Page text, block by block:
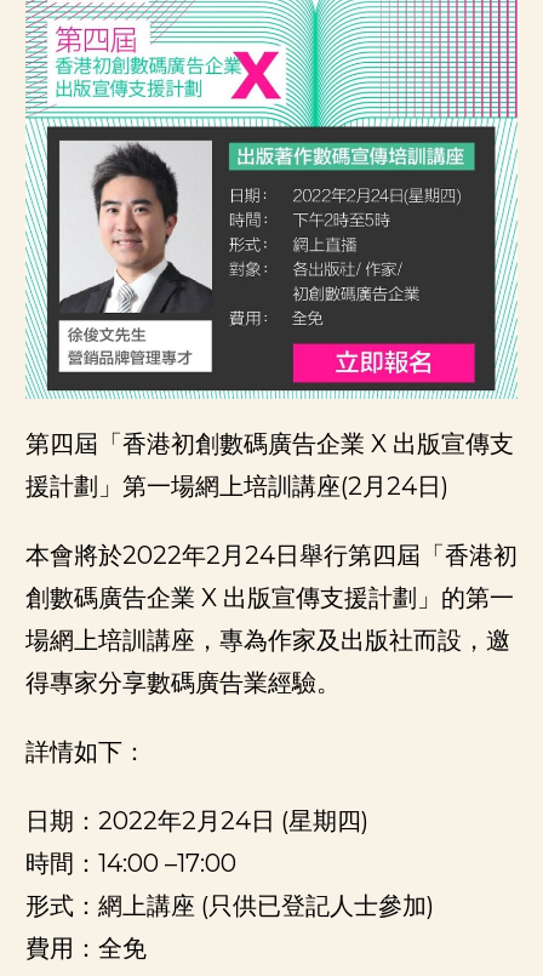
第四屆「香港初創數碼廣告企業 X 出版宣傳支
援計劃」第一場網上培訓講座(2月24日)
本會將於2022年2月24日舉行第四屆「香港初
創數碼廣告企業 X 出版宣傳支援計劃」的第一
場網上培訓講座，專為作家及出版社而設，邀
得專家分享數碼廣告業經驗。
詳情如下：
日期：2022年2月24日 (星期四)
時間：14:00 –17:00
形式：網上講座 (只供已登記人士參加)
費用：全免